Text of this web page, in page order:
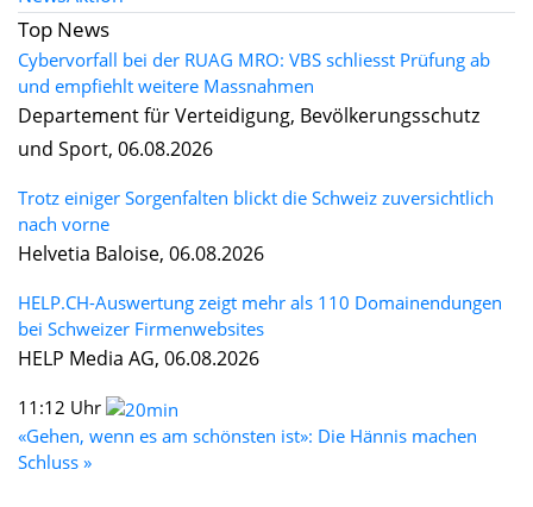
Top News
Cybervorfall bei der RUAG MRO: VBS schliesst Prüfung ab
und empfiehlt weitere Massnahmen
Departement für Verteidigung, Bevölkerungsschutz
und Sport, 06.08.2026
Trotz einiger Sorgenfalten blickt die Schweiz zuversichtlich
nach vorne
Helvetia Baloise, 06.08.2026
HELP.CH-Auswertung zeigt mehr als 110 Domainendungen
bei Schweizer Firmenwebsites
HELP Media AG, 06.08.2026
11:12 Uhr
«Gehen, wenn es am schönsten ist»: Die Hännis machen
Schluss »